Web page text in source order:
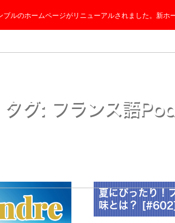
ブルのホームページがリニューアルされました。 新ホ
タグ: フランス語
夏にぴったり
味とは？